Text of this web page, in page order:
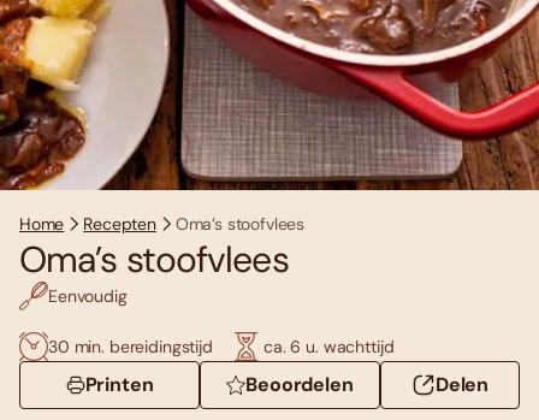
Home Recepten Oma’s stoofvlees
Oma’s stoofvlees
Eenvoudig
30 min. bereidingstijd ca. 6 u. wachttijd
Printen Beoordelen Delen